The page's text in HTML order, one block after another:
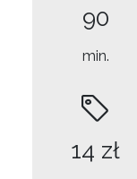
90
min.
14 zł